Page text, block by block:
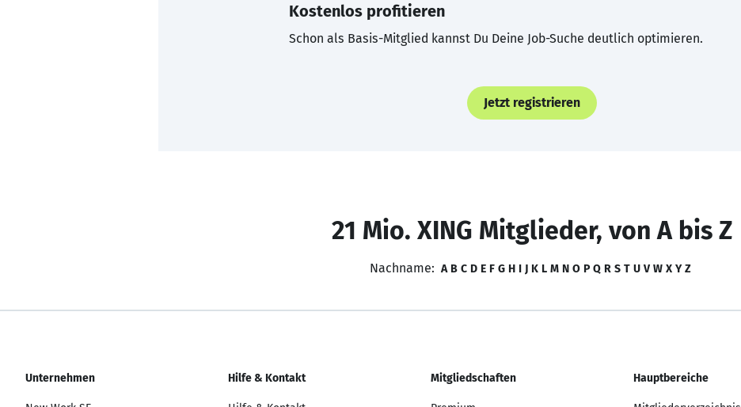
Kostenlos profitieren
Schon als Basis-Mitglied kannst Du Deine Job-Suche deutlich optimieren.
Jetzt registrieren
21 Mio. XING Mitglieder, von A bis Z
Nachname: A B C D E F G H I J K L M N O P Q R S T U V W X Y Z
Unternehmen Hilfe & Kontakt Mitgliedschaften Hauptbereiche